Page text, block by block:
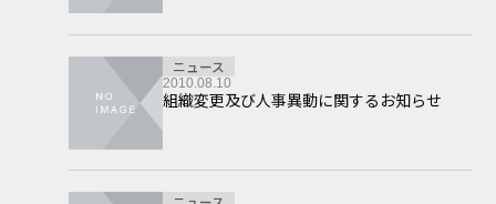
ニュース
2010.08.10
組織変更及び人事異動に関するお知らせ